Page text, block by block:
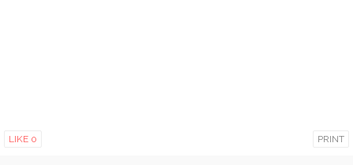
LIKE 0 PRINT